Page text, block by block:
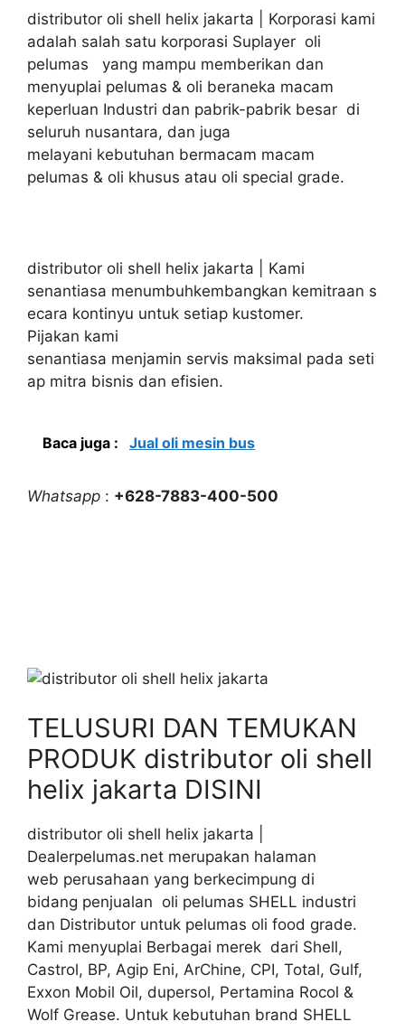
distributor oli shell helix jakarta | Korporasi kami
adalah salah satu korporasi Suplayer oli
pelumas yang mampu memberikan dan
menyuplai pelumas & oli beraneka macam
keperluan Industri dan pabrik-pabrik besar di
seluruh nusantara, dan juga
melayani kebutuhan bermacam macam
pelumas & oli khusus atau oli special grade.
distributor oli shell helix jakarta | Kami
senantiasa menumbuhkembangkan kemitraan s
ecara kontinyu untuk setiap kustomer.
Pijakan kami
senantiasa menjamin servis maksimal pada seti
ap mitra bisnis dan efisien.
Baca juga : Jual oli mesin bus
Whatsapp : +628-7883-400-500
TELUSURI DAN TEMUKAN
PRODUK distributor oli shell
helix jakarta DISINI
distributor oli shell helix jakarta |
Dealerpelumas.net merupakan halaman
web perusahaan yang berkecimpung di
bidang penjualan oli pelumas SHELL industri
dan Distributor untuk pelumas oli food grade.
Kami menyuplai Berbagai merek dari Shell,
Castrol, BP, Agip Eni, ArChine, CPI, Total, Gulf,
Exxon Mobil Oil, dupersol, Pertamina Rocol &
Wolf Grease. Untuk kebutuhan brand SHELL